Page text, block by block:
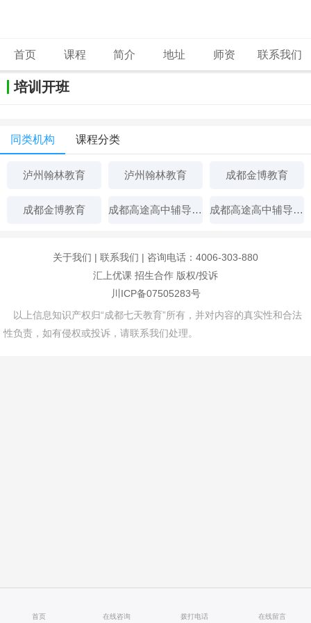
首页 课程 简介 地址 师资 联系我们
培训开班
同类机构 课程分类
泸州翰林教育 泸州翰林教育 成都金博教育
成都金博教育 成都高途高中辅导机构 成都高途高中辅导机构
关于我们 | 联系我们 | 咨询电话：4006-303-880
汇上优课 招生合作 版权/投诉
川ICP备07505283号
以上信息知识产权归“成都七天教育”所有，并对内容的真实性和合法
性负责，如有侵权或投诉，请联系我们处理。
首页 在线咨询 拨打电话 在线留言